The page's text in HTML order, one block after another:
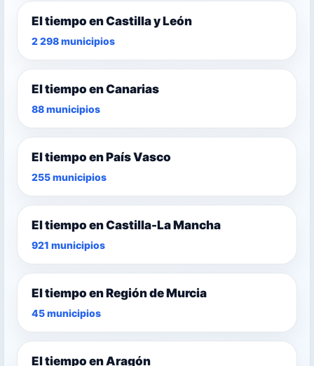
El tiempo en Castilla y León
2 298 municipios
El tiempo en Canarias
88 municipios
El tiempo en País Vasco
255 municipios
El tiempo en Castilla-La Mancha
921 municipios
El tiempo en Región de Murcia
45 municipios
El tiempo en Aragón